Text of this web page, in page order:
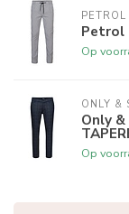
PETROL
Petrol
Op
ONLY &
Only &
Op